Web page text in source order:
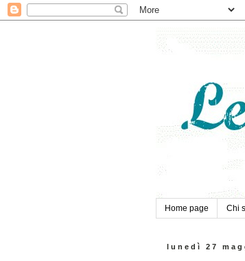
Home page Chi
lunedì 27